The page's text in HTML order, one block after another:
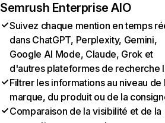
Semrush Enterprise AIO
Suivez chaque mention en temps
dans ChatGPT, Perplexity, Gemini,
Google AI Mode, Claude, Grok et
d'autres plateformes de recherche
Filtrer les informations au niveau de
marque, du produit ou de la
Comparaison de la visibilité et de la